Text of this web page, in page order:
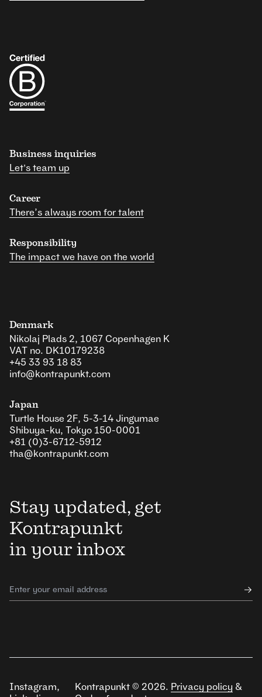
Stay updated, get
Kontrapunkt
in your inbox
Business inquiries
Let's team up
Career
There’s always room for talent
Responsibility
The impact we have on the world
Denmark
Nikolaj Plads 2, 1067 Copenhagen K
VAT no. DK10179238
+45 33 93 18 83
info@kontrapunkt.com
Japan
Turtle House 2F, 5-3-14 Jingumae
Shibuya-ku, Tokyo 150-0001
+81 (0)3-6712-5912
tha@kontrapunkt.com
Instagram,
Kontrapunkt © 2026. Privacy policy &